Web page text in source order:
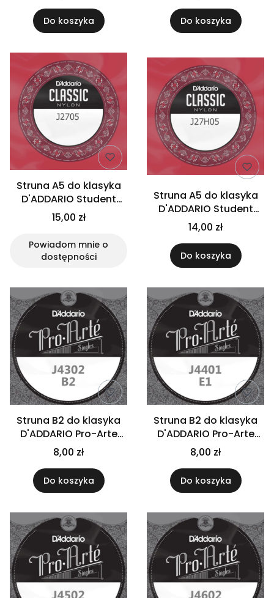
Do koszyka Do koszyka
Struna A5 do klasyka
D'ADDARIO Student
J2705
15,00 zł
Powiadom mnie o
dostępności
Struna A5 do klasyka
D'ADDARIO Student
J27H05
14,00 zł
Do koszyka
Struna B2 do klasyka
D'ADDARIO Pro-Arte
J4302
8,00 zł
Do koszyka
Struna B2 do klasyka
D'ADDARIO Pro-Arte
J4402
8,00 zł
Do koszyka